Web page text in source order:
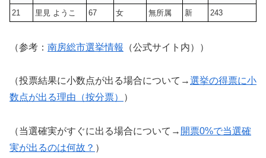
21
里見 ようこ 67 女 無所属 新 243
（参考： 南房総市選挙情報 （公式サイト内））
（投票結果に小数点が出る場合について→選挙の得票に小
数点が出る理由（按分票）
）
（当選確実がすぐに出る場合について→ 開票0%で当選確
実が出るのは何故？ ）